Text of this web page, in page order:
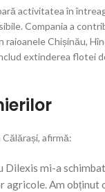
activitatea în
Compania a
raioanele Chișinău,
extinderea flotei
afirmă:
Dilexis mi-a
agricole. Am obținut